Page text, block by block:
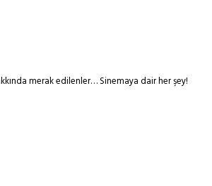
merak edilenler… Sinemaya dair her şey!